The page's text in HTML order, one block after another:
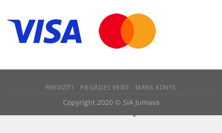
REKVIZĪTI PIEGĀDES VEIDI MANS KONTS
Copyright 2020 © SIA Jumava